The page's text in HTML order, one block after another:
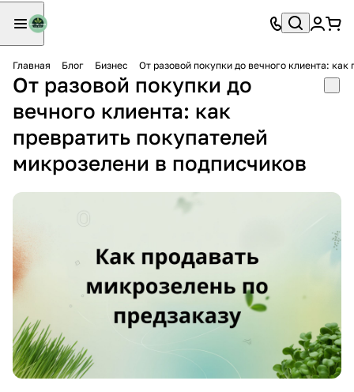
Главная Блог Бизнес От разовой покупки до вечного клиента:
От разовой покупки до
вечного клиента: как
превратить покупателей
микрозелени в подписчиков